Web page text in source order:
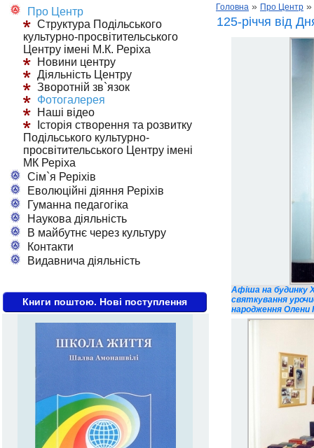
Про Центр
Структура Подільського
культурно-просвітительського
Центру імені М.К. Реріха
Новини центру
Діяльність Центру
Зворотній зв`язок
Фотогалерея
Наші відео
Історія створення та розвитку
Подільського культурно-
просвітительського Центру імені
МК Реріха
Сім`я Реріхів
Еволюційні діяння Реріхів
Гуманна педагогіка
Наукова діяльність
В майбутнє через культуру
Контакти
Видавнича діяльність
Книги поштою. Нові поступлення
Головна » Про Центр »
125-річчя від
Афіша на будинку
святкування
народження Олени